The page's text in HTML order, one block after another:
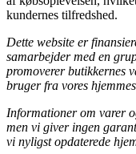
kundernes tilfredshed.
Dette website er
samarbejder med en
promoverer butikkernes
bruger fra vores
Informationer om varer
men vi giver ingen
vi nyligst opdaterede